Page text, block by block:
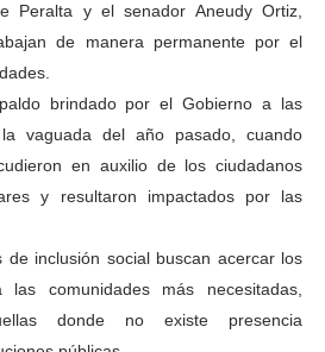
Peralta y el senador Aneudy Ortiz,
de manera permanente por el
brindado por el Gobierno a las
vaguada del año pasado, cuando
en auxilio de los ciudadanos
y resultaron impactados por las
de inclusión social buscan acercar los
comunidades más necesitadas,
donde no existe presencia